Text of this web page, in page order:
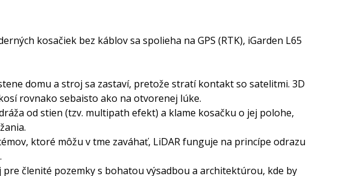
kosačiek bez káblov sa spolieha na GPS (RTK), iGarden L65
domu a stroj sa zastaví, pretože stratí kontakt so satelitmi. 3D
rovnako sebaisto ako na otvorenej lúke.
od stien (tzv. multipath efekt) a klame kosačku o jej polohe,
ktoré môžu v tme zaváhať, LiDAR funguje na princípe odrazu
členité pozemky s bohatou výsadbou a architektúrou, kde by